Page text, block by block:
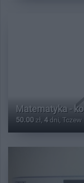
Matematyka -
50.00 zł, 4dni, Tczew